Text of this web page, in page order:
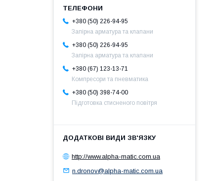
+380 (50) 226-94-95
Запірна арматура та клапани
+380 (50) 226-94-95
Запірна арматура та клапани
+380 (67) 123-13-71
Компресори та пневматика
+380 (50) 398-74-00
Підготовка стисненого повітря
http://www.alpha-matic.com.ua
n.dronov@alpha-matic.com.ua